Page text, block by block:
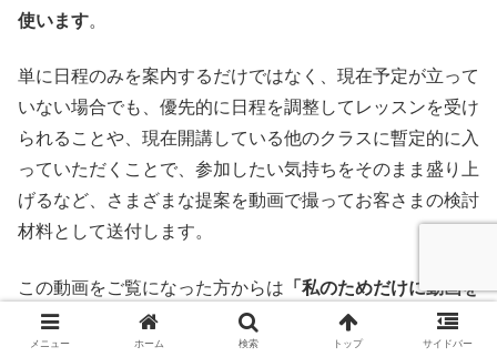
使います。
単に日程のみを案内するだけではなく、現在予定が立って
いない場合でも、優先的に日程を調整してレッスンを受け
られることや、現在開講している他のクラスに暫定的に入
っていただくことで、参加したい気持ちをそのまま盛り上
げるなど、さまざまな提案を動画で撮ってお客さまの検討
材料として送付します。
この動画をご覧になった方からは 「私のためだけに動画を
撮ってくれた！」 という感激の声とともに申し込みをいた
だくことが多かったので、
成約率はほぼ100％ でした。
メニュー ホーム 検索 トップ サイドバー